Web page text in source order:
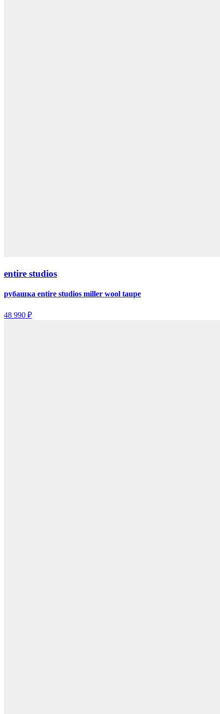
entire studios
рубашка entire studios miller wool taupe
48 990 ₽